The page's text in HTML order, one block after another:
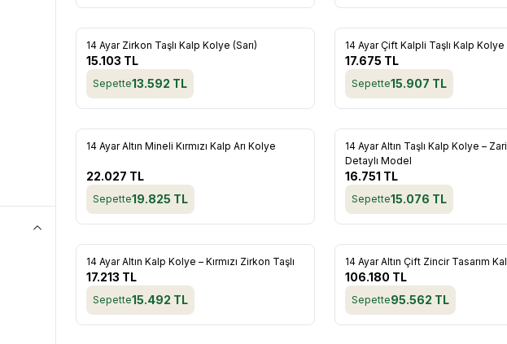
Favorilere Ekle
14 Ayar Zirkon Taşlı Kalp Kolye (Sarı)
15.103 TL
Sepette13.592 TL
Favorilere Ekle
14 Ayar Çift Kalpli Taşlı Kalp Kolye
17.675 TL
Sepette15.907 TL
14 Ayar Altın Mineli Kırmızı Kalp Arı Kolye
22.027 TL
Sepette19.825 TL
Favorilere Ekle
14 Ayar Altın Taşlı Kalp Kolye –
Detaylı Model
16.751 TL
Sepette15.076 TL
Favorilere Ekle
14 Ayar Altın Kalp Kolye – Kırmızı Zirkon Taşlı
17.213 TL
Sepette15.492 TL
Favorilere Ekle
14 Ayar Altın Çift Zincir Tasarım
106.180 TL
Sepette95.562 TL